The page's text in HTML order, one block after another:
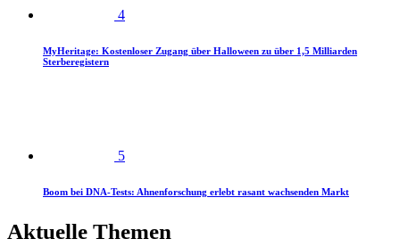
4
MyHeritage: Kostenloser Zugang über Halloween zu über 1,5 Milliarden
Sterberegistern
5
Boom bei DNA-Tests: Ahnenforschung erlebt rasant wachsenden Markt
Aktuelle Themen